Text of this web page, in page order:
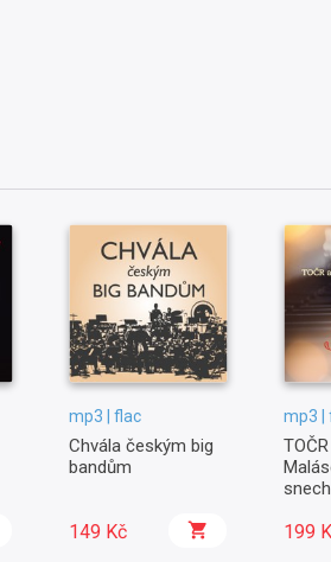
mp3 | flac
Chvála českým big
bandům
149 Kč
mp3 |
snech
199